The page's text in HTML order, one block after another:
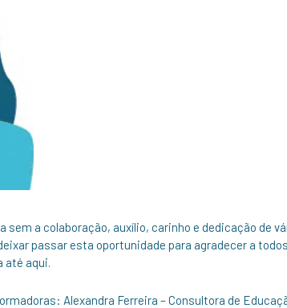
sem a colaboração, auxílio, carinho e dedicação de
passar esta oportunidade para agradecer a
até aqui.
Alexandra Ferreira – Consultora de